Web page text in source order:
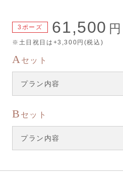
3ポーズ 61,500 円
※土日祝日は+3,300円(税込)
A セット
プラン内容
B セット
プラン内容